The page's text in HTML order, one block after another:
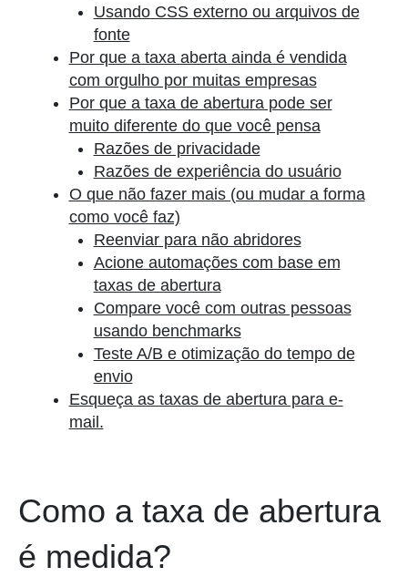
Usando CSS externo ou arquivos de
fonte
Por que a taxa aberta ainda é vendida
com orgulho por muitas empresas
Por que a taxa de abertura pode ser
muito diferente do que você pensa
Razões de privacidade
Razões de experiência do usuário
O que não fazer mais (ou mudar a forma
como você faz)
Reenviar para não abridores
Acione automações com base em
taxas de abertura
Compare você com outras pessoas
usando benchmarks
Teste A/B e otimização do tempo de
envio
Esqueça as taxas de abertura para e-
mail.
Como a taxa de abertura
é medida?